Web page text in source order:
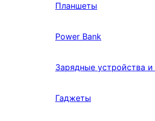
Планшеты
Power Bank
Зарядные устройства и
Гаджеты